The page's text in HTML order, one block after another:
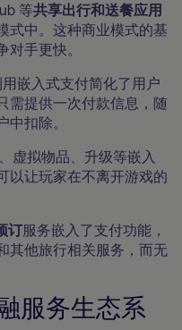
等共享出行和送餐应用
式中。这种商业模式的基
手更快。
嵌入式支付简化了用户
需提供一次付款信息，随
扣除。
虚拟物品、升级等嵌入
以让玩家在不离开游戏的
订服务嵌入了支付功能，
其他旅行相关服务，而无
服务生态系